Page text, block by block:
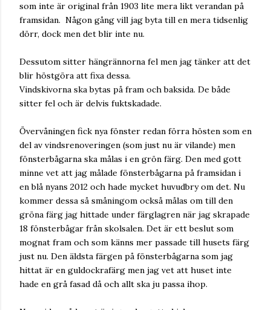
som inte är original från 1903 lite mera likt verandan på
framsidan. Någon gång vill jag byta till en mera tidsenlig
dörr, dock men det blir inte nu.
Dessutom sitter hängrännorna fel men jag tänker att det
blir höstgöra att fixa dessa.
Vindskivorna ska bytas på fram och baksida. De både
sitter fel och är delvis fuktskadade.
Övervåningen fick nya fönster redan förra hösten som en
del av vindsrenoveringen (som just nu är vilande) men
fönsterbågarna ska målas i en grön färg. Den med gott
minne vet att jag målade fönsterbågarna på framsidan i
en blå nyans 2012 och hade mycket huvudbry om det. Nu
kommer dessa så småningom också målas om till den
gröna färg jag hittade under färglagren när jag skrapade
18 fönsterbågar från skolsalen. Det är ett beslut som
mognat fram och som känns mer passade till husets färg
just nu. Den äldsta färgen på fönsterbågarna som jag
hittat är en guldockrafärg men jag vet att huset inte
hade en grå fasad då och allt ska ju passa ihop.